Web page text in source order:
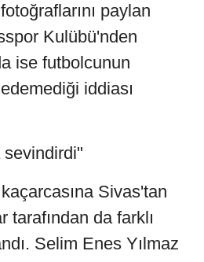
paylan
Kulübü'nden
ise futbolcunun
iddiası
Sivas'tan
tarafından da farklı
Selim Enes Yılmaz